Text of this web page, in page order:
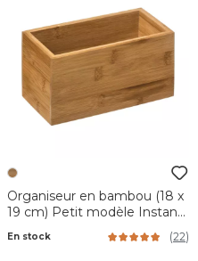
Organiseur en bambou (18 x
19 cm) Petit modèle Instant
En stock (22)